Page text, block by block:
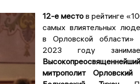
12-е местов рейтинге
самых влиятельных
в Орловской области»
2023 году
Высокопреосвященнейший
митрополит Орловский